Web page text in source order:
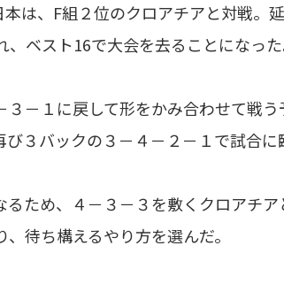
は、F組２位のクロアチアと対戦。
ベスト16で大会を去ることになった
－１に戻して形をかみ合わせて戦う
３バックの３－４－２－１で試合に
ため、４－３－３を敷くクロアチア
待ち構えるやり方を選んだ。